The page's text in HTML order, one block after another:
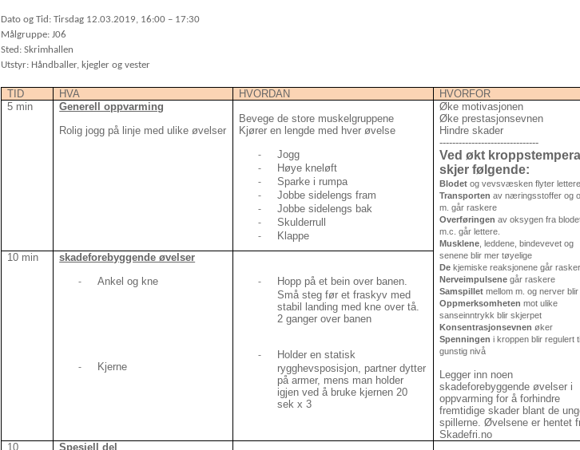
Dato og Tid: Tirsdag 12.03.2019, 16:00 – 17:30
Målgruppe: J06
Sted: Skrimhallen
Utstyr: Håndballer, kjegler og vester
TID HVA HVORDAN
HVORFOR
5 min
Generell oppvarming
Rolig jogg på linje med ulike øvelser
Bevege de store muskelgruppene
Kjører en lengde med hver øvelse
- Jogg
- Høye kneløft
- Sparke i rumpa
- Jobbe sidelengs fram
- Jobbe sidelengs bak
- Skulderrull
- Klappe
Øke motivasjonen
Øke prestasjonsevnen
Hindre skader
-------------------------------
Ved økt
skjer følgende:
Blodet og vevsvæsken flyter
Transportenav næringsstoffer og
m. går raskere
Overføringen av oksygen fra
m.c. går lettere.
Musklene , leddene, bindevevet og
senene blir mer tøyelige
De kjemiske reaksjonene går
Nerveimpulsene går raskere
Samspilletmellom m. og nerver
Oppmerksomheten mot ulike
sanseinntrykk blir skjerpet
Konsentrasjonsevnenøker
Spenningen i kroppen blir regulert
gunstig nivå
Legger inn noen
skadeforebyggende øvelser i
oppvarming for å forhindre
fremtidige skader blant de
spillerne. Øvelsene er hentet
Skadefri.no
10 min skadeforebyggende øvelser
- Ankel og kne
- Kjerne
-
Hopp på et bein over banen.
Små steg før et fraskyv med
stabil landing med kne over tå.
2 ganger over banen
-
Holder en statisk
rygghevsposisjon, partner dytter
på armer, mens man holder
igjen ved å bruke kjernen 20
sek x 3
10
Spesiell del